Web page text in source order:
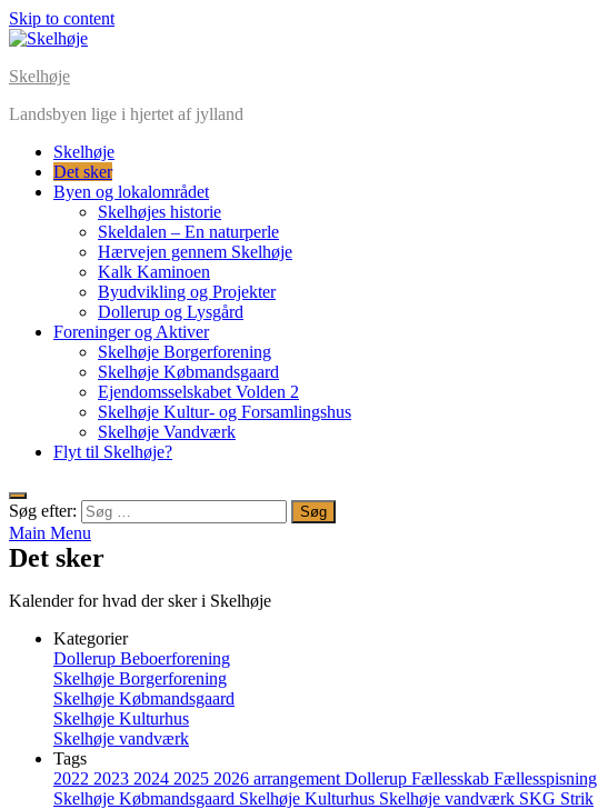
Skip to content
Skelhøje
Landsbyen lige i hjertet af jylland
Skelhøje
Det sker
Byen og lokalområdet
Skelhøjes historie
Skeldalen – En naturperle
Hærvejen gennem Skelhøje
Kalk Kaminoen
Byudvikling og Projekter
Dollerup og Lysgård
Foreninger og Aktiver
Skelhøje Borgerforening
Skelhøje Købmandsgaard
Ejendomsselskabet Volden 2
Skelhøje Kultur- og Forsamlingshus
Skelhøje Vandværk
Flyt til Skelhøje?
Søg efter:
Main Menu
Det sker
Kalender for hvad der sker i Skelhøje
Kategorier
Dollerup Beboerforening
Skelhøje Borgerforening
Skelhøje Købmandsgaard
Skelhøje Kulturhus
Skelhøje vandværk
Tags
2022 2023 2024 2025 2026 arrangement Dollerup Fællesskab Fællesspisning
Skelhøje Købmandsgaard Skelhøje Kulturhus Skelhøje vandværk SKG Strik